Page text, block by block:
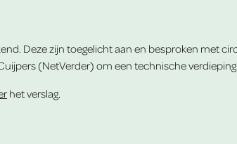
Deze zijn toegelicht aan en besproken met
(NetVerder) om een technische
het verslag.